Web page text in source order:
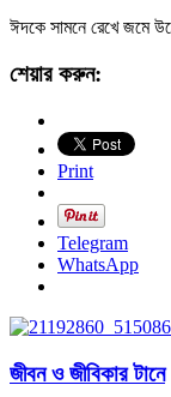
ঈদকে সামনে রেখে জমে
শেয়ার করুন:
Print
Telegram
WhatsApp
জীবন ও জীবিকার টানে